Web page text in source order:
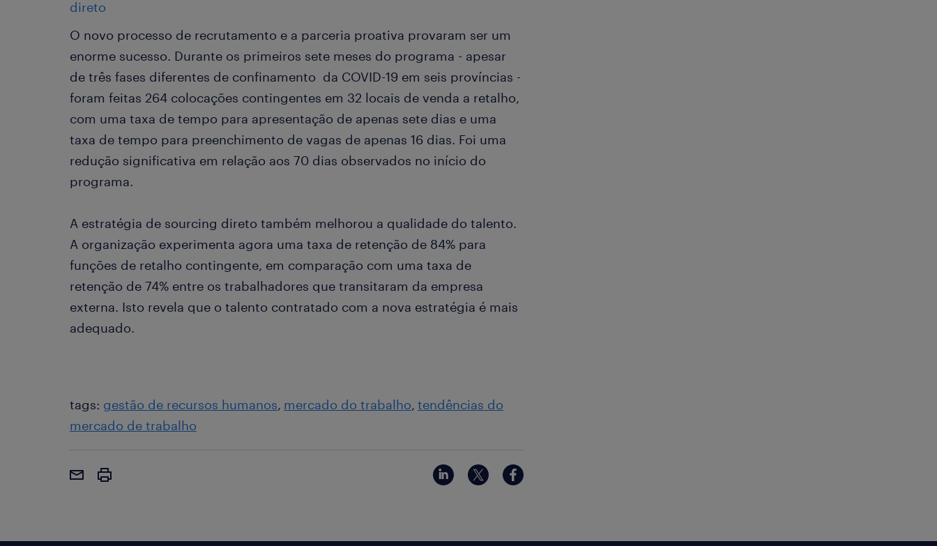
direto
O novo processo de recrutamento e a parceria proativa provaram ser um
enorme sucesso. Durante os primeiros sete meses do programa - apesar
de três fases diferentes de confinamento da COVID-19 em seis províncias -
foram feitas 264 colocações contingentes em 32 locais de venda a retalho,
com uma taxa de tempo para apresentação de apenas sete dias e uma
taxa de tempo para preenchimento de vagas de apenas 16 dias. Foi uma
redução significativa em relação aos 70 dias observados no início do
programa.
A estratégia de sourcing direto também melhorou a qualidade do talento.
A organização experimenta agora uma taxa de retenção de 84% para
funções de retalho contingente, em comparação com uma taxa de
retenção de 74% entre os trabalhadores que transitaram da empresa
externa. Isto revela que o talento contratado com a nova estratégia é mais
adequado.
tags: gestão de recursos humanos mercado do trabalho tendências do
mercado de trabalho